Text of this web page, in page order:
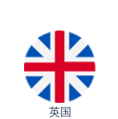
英国